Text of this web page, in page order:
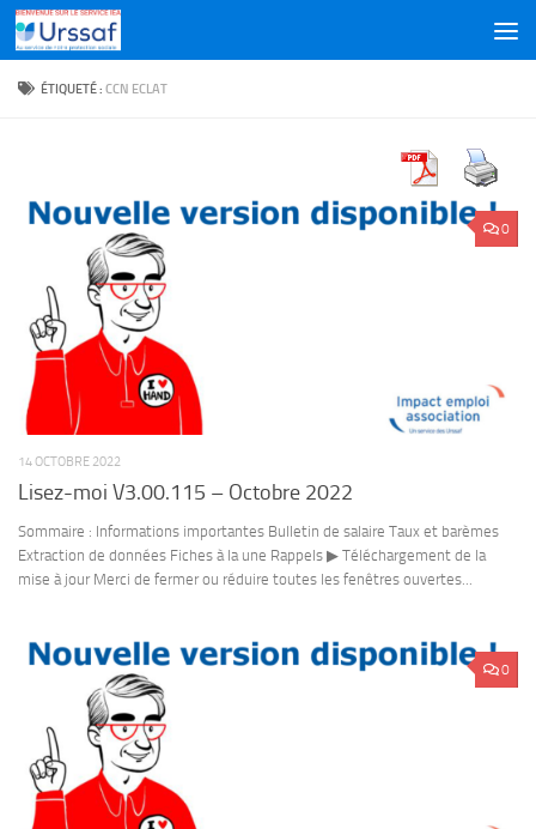
Skip to content
ÉTIQUETÉ :CCN ECLAT
0
14 OCTOBRE 2022
Lisez-moi V3.00.115 – Octobre 2022
Sommaire : Informations importantes Bulletin de salaire Taux et barèmes
Extraction de données Fiches à la une Rappels ▶ Téléchargement de la
mise à jour Merci de fermer ou réduire toutes les fenêtres ouvertes...
0